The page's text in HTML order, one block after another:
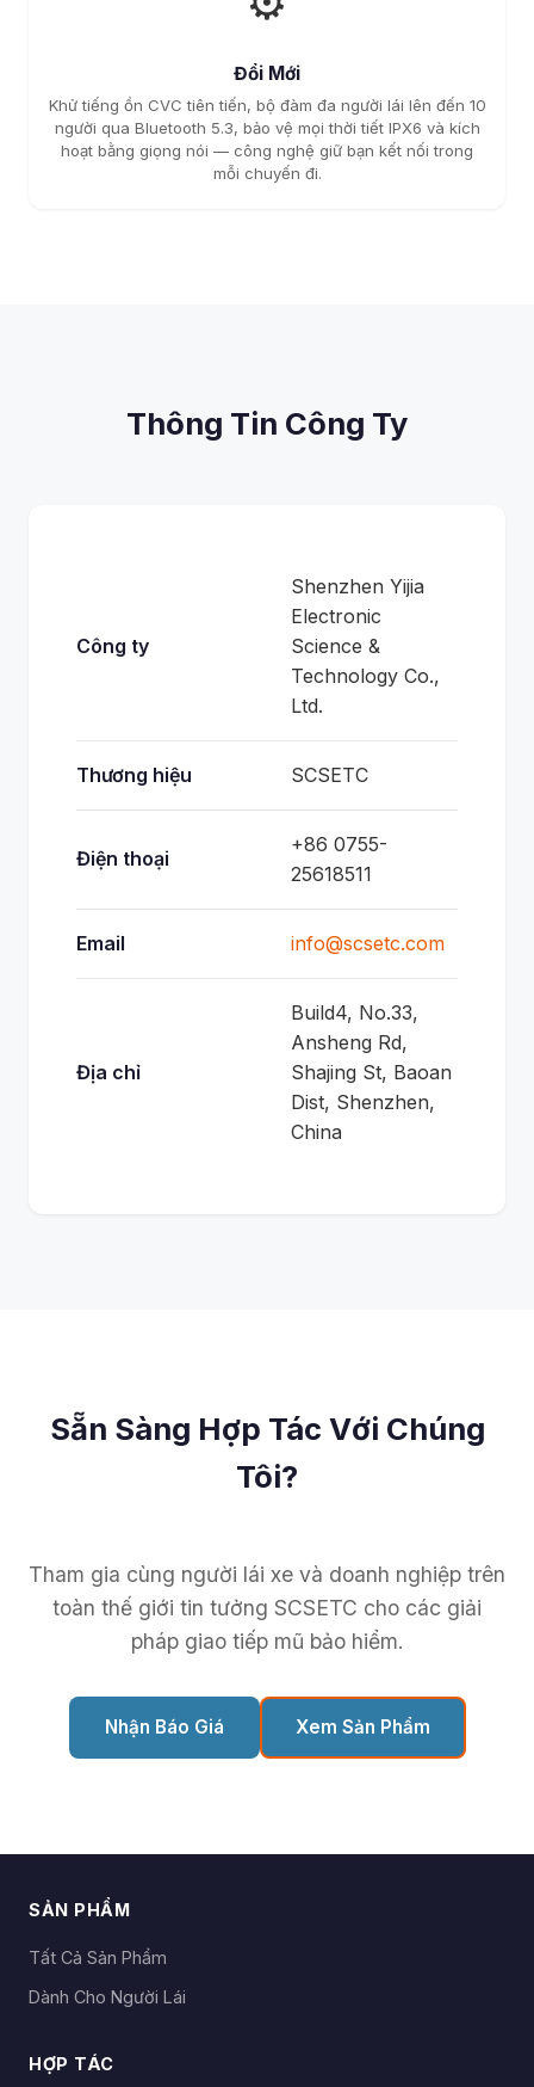
Đổi Mới
Khử tiếng ồn CVC tiên tiến, bộ đàm đa người lái lên đến 10
người qua Bluetooth 5.3, bảo vệ mọi thời tiết IPX6 và kích
hoạt bằng giọng nói — công nghệ giữ bạn kết nối trong
mỗi chuyến đi.
Thông Tin Công Ty
Công ty
Shenzhen Yijia
Electronic
Science &
Technology Co.,
Ltd.
Thương hiệu SCSETC
Điện thoại
+86 0755-
25618511
Email info@scsetc.com
Địa chỉ
Build4, No.33,
Ansheng Rd,
Shajing St, Baoan
Dist, Shenzhen,
China
Sẵn Sàng Hợp Tác Với Chúng
Tôi?
Tham gia cùng người lái xe và doanh nghiệp trên
toàn thế giới tin tưởng SCSETC cho các giải
pháp giao tiếp mũ bảo hiểm.
Nhận Báo Giá Xem Sản Phẩm
SẢN PHẨM
Tất Cả Sản Phẩm
Dành Cho Người Lái
HỢP TÁC